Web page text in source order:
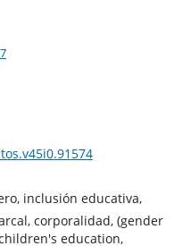
inclusión educativa,
corporalidad, (gender
education,